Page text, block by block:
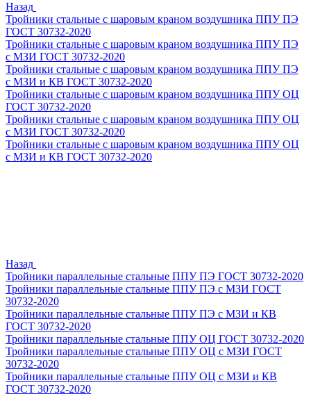
Назад
Тройники стальные с шаровым краном воздушника ППУ ПЭ
ГОСТ 30732-2020
Тройники стальные с шаровым краном воздушника ППУ ПЭ
с МЗИ ГОСТ 30732-2020
Тройники стальные с шаровым краном воздушника ППУ ПЭ
с МЗИ и КВ ГОСТ 30732-2020
Тройники стальные с шаровым краном воздушника ППУ ОЦ
ГОСТ 30732-2020
Тройники стальные с шаровым краном воздушника ППУ ОЦ
с МЗИ ГОСТ 30732-2020
Тройники стальные с шаровым краном воздушника ППУ ОЦ
с МЗИ и КВ ГОСТ 30732-2020
Назад
Тройники параллельные стальные ППУ ПЭ ГОСТ 30732-2020
Тройники параллельные стальные ППУ ПЭ с МЗИ ГОСТ
30732-2020
Тройники параллельные стальные ППУ ПЭ с МЗИ и КВ
ГОСТ 30732-2020
Тройники параллельные стальные ППУ ОЦ ГОСТ 30732-2020
Тройники параллельные стальные ППУ ОЦ с МЗИ ГОСТ
30732-2020
Тройники параллельные стальные ППУ ОЦ с МЗИ и КВ
ГОСТ 30732-2020